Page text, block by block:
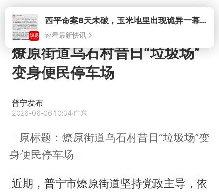
打开西平命案8天未破，玉米地里出现诡异一幕，我突然想起了欧金中
速看最新快讯
燎原街道乌石村昔日“垃圾场”
变身便民停车场
普宁发布
2026-06-06 10:34·广东
原标题：燎原街道乌石村昔日“垃圾场”变
身便民停车场
近期，普宁市燎原街道坚持党政主导，依